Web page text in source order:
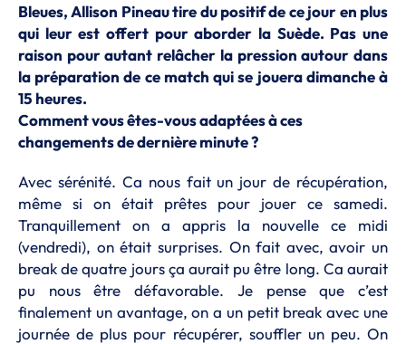
Bleues, Allison Pineau tire du positif de ce jour en plus
qui leur est offert pour aborder la Suède. Pas une
raison pour autant relâcher la pression autour dans
la préparation de ce match qui se jouera dimanche à
15 heures.
Comment vous êtes-vous adaptées à ces
changements de dernière minute ?
Avec sérénité. Ca nous fait un jour de récupération,
même si on était prêtes pour jouer ce samedi.
Tranquillement on a appris la nouvelle ce midi
(vendredi), on était surprises. On fait avec, avoir un
break de quatre jours ça aurait pu être long. Ca aurait
pu nous être défavorable. Je pense que c’est
finalement un avantage, on a un petit break avec une
journée de plus pour récupérer, souffler un peu. On